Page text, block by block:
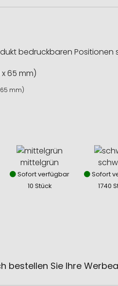
bedruckbaren
mm)
mittelgrün
Sofort verfügbar
10 Stück
Sofort
1740
bestellen Sie Ihre